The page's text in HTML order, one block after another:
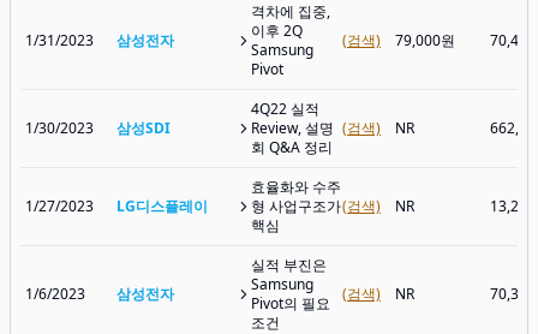
1/31/2023 삼성전자
격차에 집중,
이후 2Q
Samsung
Pivot
(검색) 79,000원
1/30/2023 삼성SDI
4Q22 실적
Review, 설명
회 Q&A 정리
(검색) NR
1/27/2023 LG디스플레이
효율화와 수주
형 사업구조가
핵심
(검색) NR
1/6/2023 삼성전자
실적 부진은
Samsung
Pivot의 필요
조건
(검색) NR